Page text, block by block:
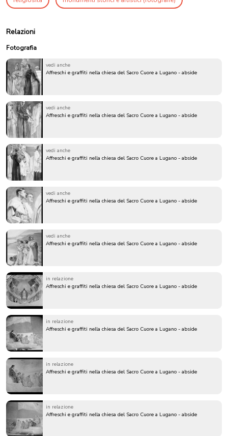
Relazioni
Fotografia
vedi anche
Affreschi e graffiti nella chiesa del Sacro Cuore a Lugano - abside
vedi anche
Affreschi e graffiti nella chiesa del Sacro Cuore a Lugano - abside
vedi anche
Affreschi e graffiti nella chiesa del Sacro Cuore a Lugano - abside
vedi anche
Affreschi e graffiti nella chiesa del Sacro Cuore a Lugano - abside
vedi anche
Affreschi e graffiti nella chiesa del Sacro Cuore a Lugano - abside
in relazione
Affreschi e graffiti nella chiesa del Sacro Cuore a Lugano - abside
in relazione
Affreschi e graffiti nella chiesa del Sacro Cuore a Lugano - abside
in relazione
Affreschi e graffiti nella chiesa del Sacro Cuore a Lugano - abside
in relazione
Affreschi e graffiti nella chiesa del Sacro Cuore a Lugano - abside